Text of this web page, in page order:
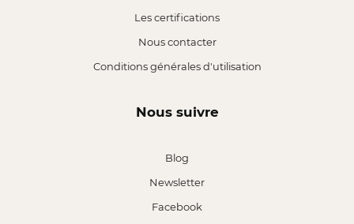
Les certifications
Nous contacter
Conditions générales d'utilisation
Nous suivre
Blog
Newsletter
Facebook